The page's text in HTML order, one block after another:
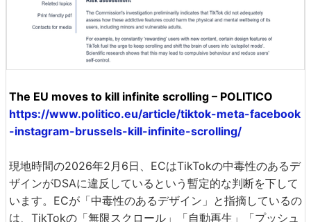
The EU moves to kill infinite scrolling – POLITICO
https://www.politico.eu/article/tiktok-meta-facebook
-instagram-brussels-kill-infinite-scrolling/
現地時間の2026年2月6日、ECはTikTokの中毒性のあるデ
ザインがDSAに違反しているという暫定的な判断を下して
います。ECが「中毒性のあるデザイン」と指摘しているの
は、TikTokの「無限スクロール」「自動再生」「プッシュ